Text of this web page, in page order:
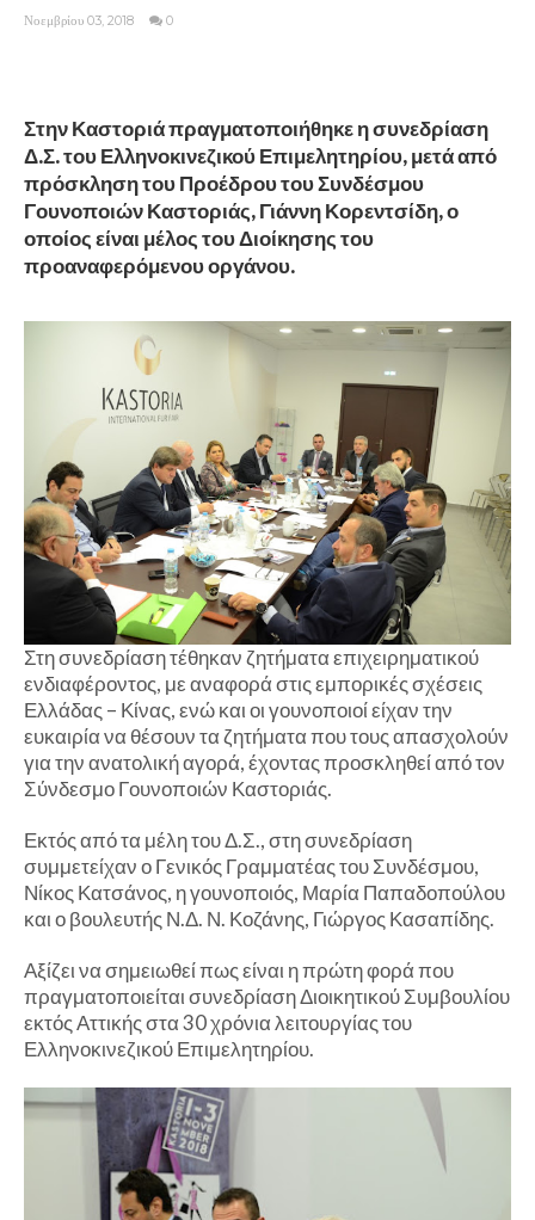
Νοεμβρίου 03, 2018 0
Στην Καστοριά πραγματοποιήθηκε η συνεδρίαση
Δ.Σ. του Ελληνοκινεζικού Επιμελητηρίου, μετά από
πρόσκληση του Προέδρου του Συνδέσμου
Γουνοποιών Καστοριάς, Γιάννη Κορεντσίδη, ο
οποίος είναι μέλος του Διοίκησης του
προαναφερόμενου οργάνου.
Στη συνεδρίαση τέθηκαν ζητήματα επιχειρηματικού
ενδιαφέροντος, με αναφορά στις εμπορικές σχέσεις
Ελλάδας – Κίνας, ενώ και οι γουνοποιοί είχαν την
ευκαιρία να θέσουν τα ζητήματα που τους απασχολούν
για την ανατολική αγορά, έχοντας προσκληθεί από τον
Σύνδεσμο Γουνοποιών Καστοριάς.
Εκτός από τα μέλη του Δ.Σ., στη συνεδρίαση
συμμετείχαν ο Γενικός Γραμματέας του Συνδέσμου,
Νίκος Κατσάνος, η γουνοποιός, Μαρία Παπαδοπούλου
και ο βουλευτής Ν.Δ. Ν. Κοζάνης, Γιώργος Κασαπίδης.
Αξίζει να σημειωθεί πως είναι η πρώτη φορά που
πραγματοποιείται συνεδρίαση Διοικητικού Συμβουλίου
εκτός Αττικής στα 30 χρόνια λειτουργίας του
Ελληνοκινεζικού Επιμελητηρίου.